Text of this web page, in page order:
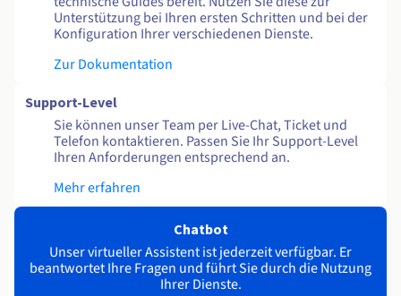
Unterstützung bei Ihren ersten Schritten und bei der
Konfiguration Ihrer verschiedenen Dienste.
Zur Dokumentation
Support-Level
Sie können unser Team per Live-Chat, Ticket und
Telefon kontaktieren. Passen Sie Ihr Support-Level
Ihren Anforderungen entsprechend an.
Mehr erfahren
Chatbot
Unser virtueller Assistent ist jederzeit verfügbar. Er
beantwortet Ihre Fragen und führt Sie durch die Nutzung
Ihrer Dienste.